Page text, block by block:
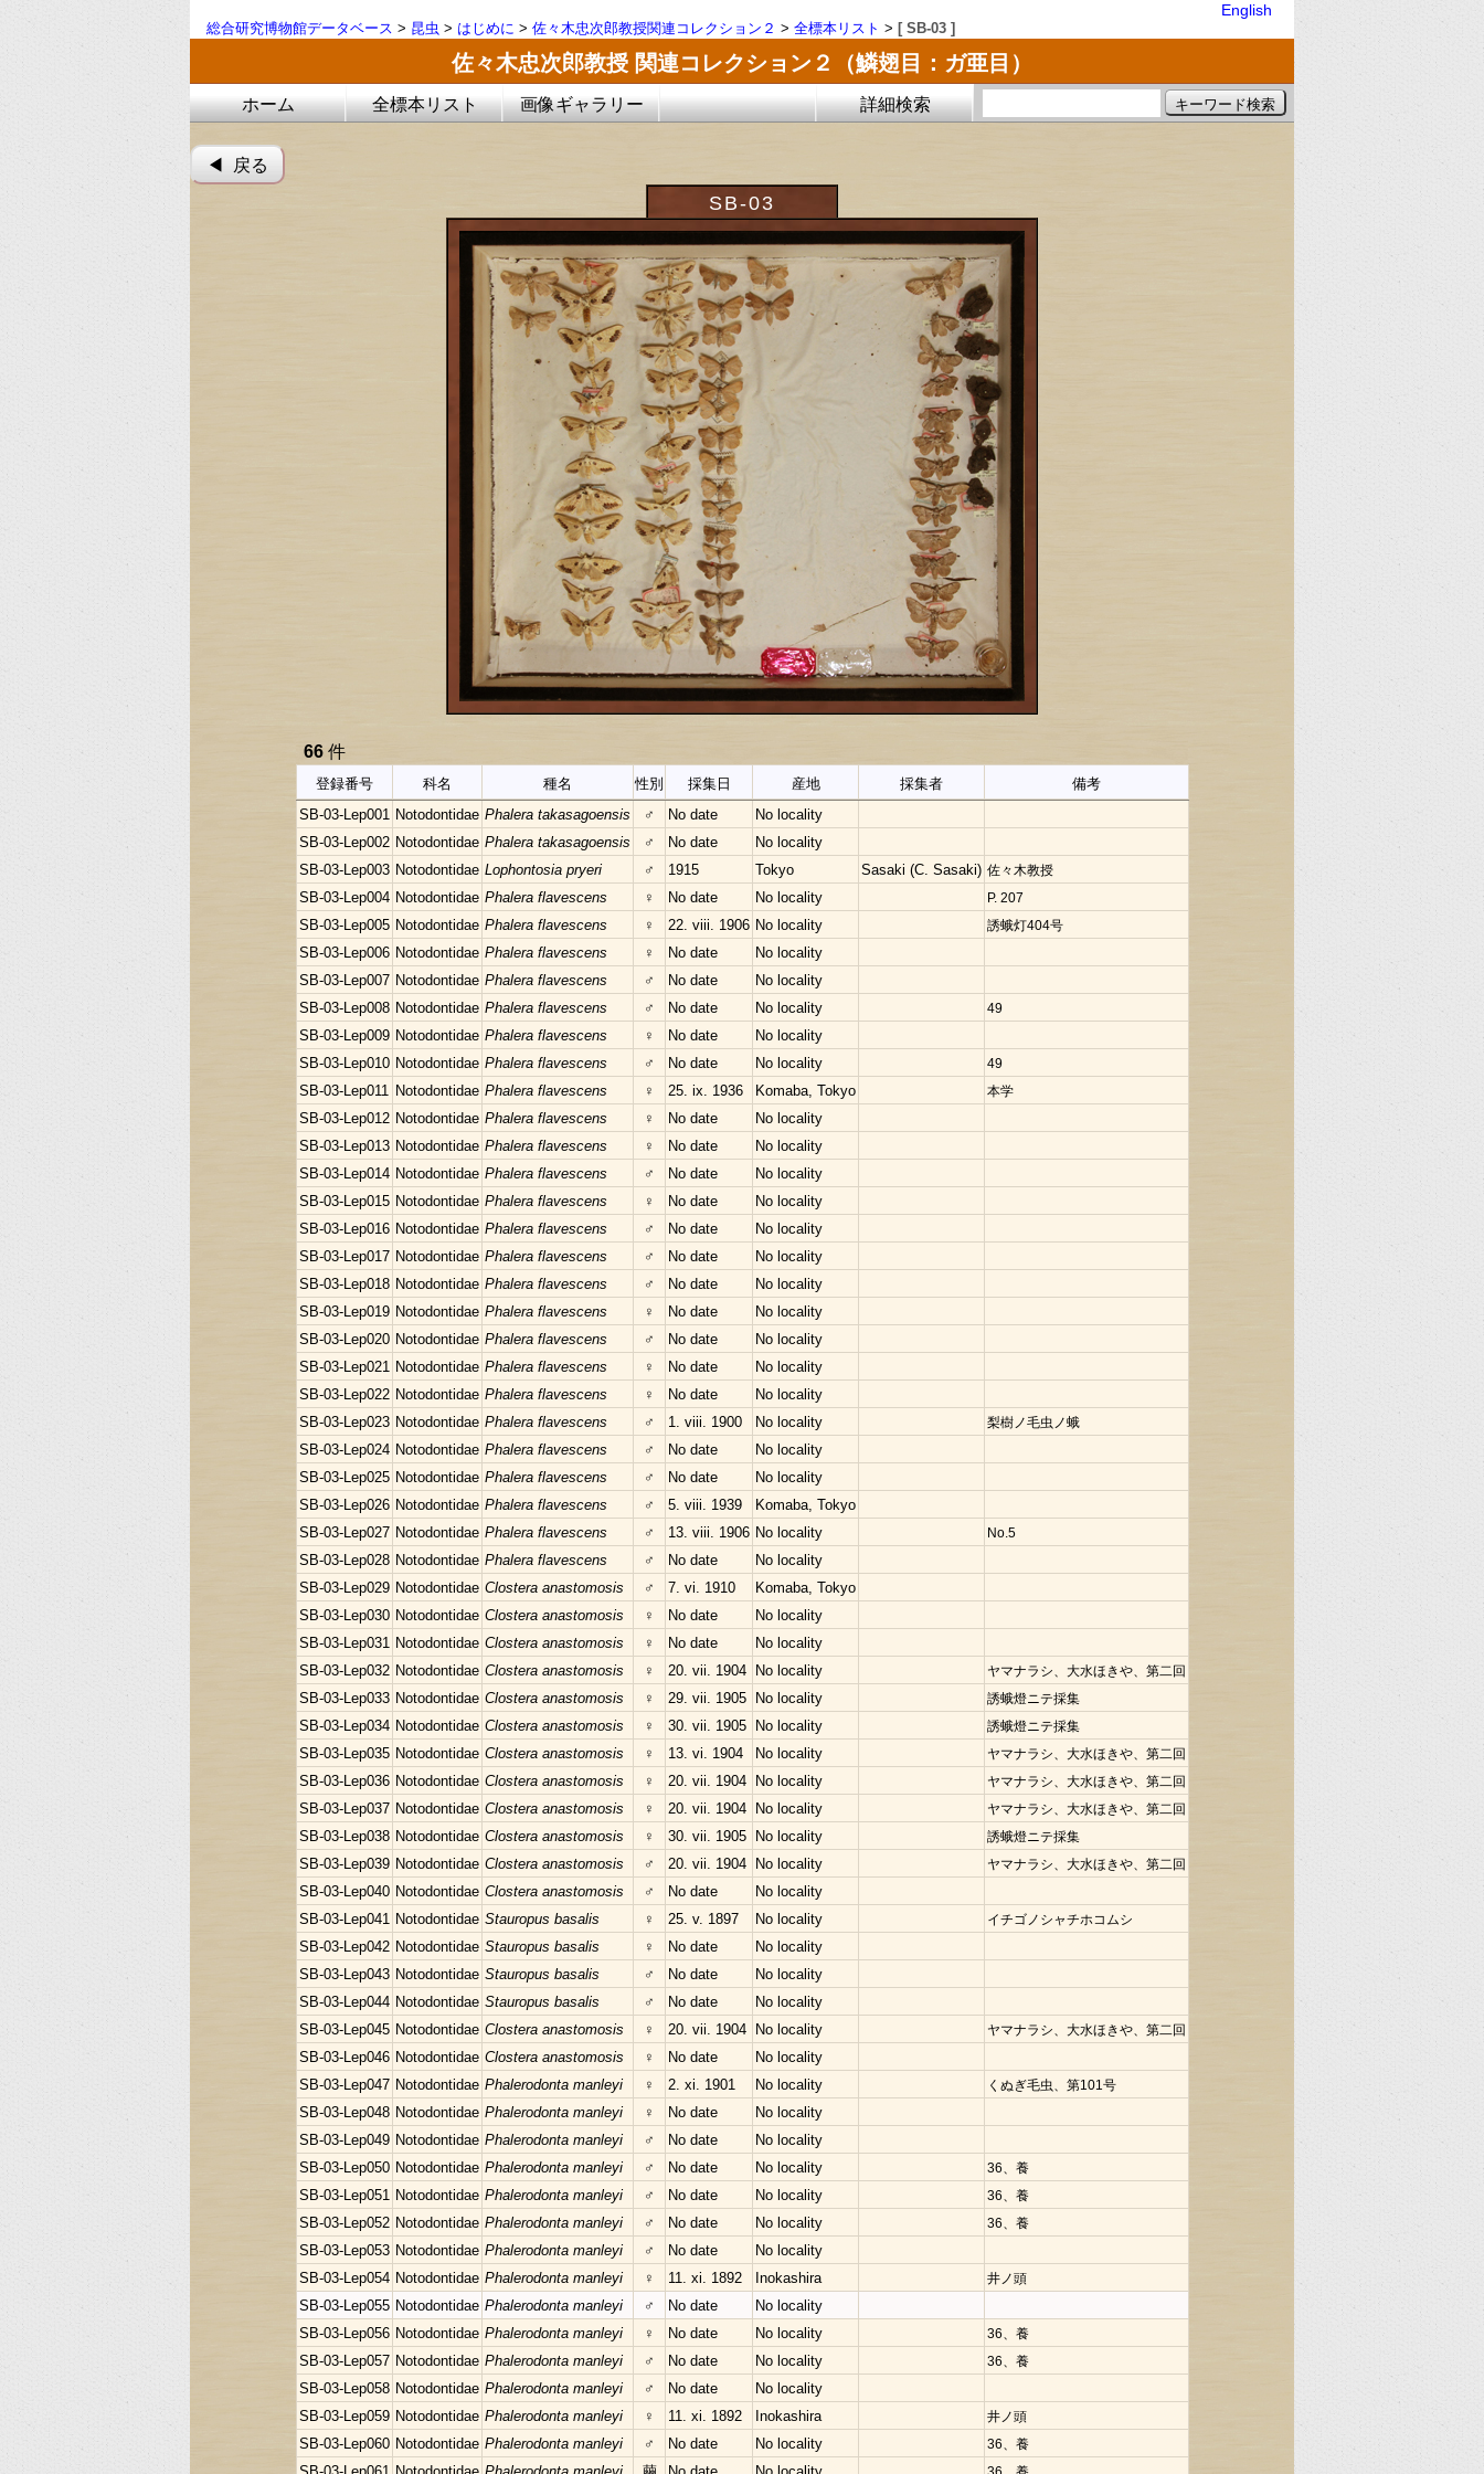
English
総合研究博物館データベース > 昆虫 > はじめに > 佐々木忠次郎教授関連コレクション２ > 全標本リスト > [ SB-03 ]
佐々木忠次郎教授 関連コレクション２（鱗翅目：ガ亜目）
ホーム 全標本リスト 画像ギャラリー 詳細検索
◀︎ 戻る
SB-03
66 件
登録番号 科名 種名 性別 採集日 産地 採集者 備考
SB-03-Lep001 Notodontidae Phalera takasagoensis ♂ No date
No locality
SB-03-Lep002 Notodontidae Phalera takasagoensis ♂ No date
No locality
SB-03-Lep003 Notodontidae Lophontosia pryeri ♂ 1915 Tokyo Sasaki (C. Sasaki) 佐々木教授
SB-03-Lep004 Notodontidae Phalera flavescens ♀ No date No locality
P. 207
SB-03-Lep005 Notodontidae Phalera flavescens ♀ 22. viii. 1906 No locality
誘蛾灯404号
SB-03-Lep006 Notodontidae Phalera flavescens ♀ No date
No locality
SB-03-Lep007 Notodontidae Phalera flavescens ♂ No date
No locality
SB-03-Lep008 Notodontidae Phalera flavescens ♂ No date No locality
49
SB-03-Lep009 Notodontidae Phalera flavescens ♀ No date
No locality
SB-03-Lep010 Notodontidae Phalera flavescens ♂ No date No locality
49
SB-03-Lep011 Notodontidae Phalera flavescens ♀ 25. ix. 1936 Komaba, Tokyo
本学
SB-03-Lep012 Notodontidae Phalera flavescens ♀ No date
No locality
SB-03-Lep013 Notodontidae Phalera flavescens ♀ No date
No locality
SB-03-Lep014 Notodontidae Phalera flavescens ♂ No date
No locality
SB-03-Lep015 Notodontidae Phalera flavescens ♀ No date
No locality
SB-03-Lep016 Notodontidae Phalera flavescens ♂ No date
No locality
SB-03-Lep017 Notodontidae Phalera flavescens ♂ No date
No locality
SB-03-Lep018 Notodontidae Phalera flavescens ♂ No date
No locality
SB-03-Lep019 Notodontidae Phalera flavescens ♀ No date
No locality
SB-03-Lep020 Notodontidae Phalera flavescens ♂ No date
No locality
SB-03-Lep021 Notodontidae Phalera flavescens ♀ No date
No locality
SB-03-Lep022 Notodontidae Phalera flavescens ♀ No date
No locality
SB-03-Lep023 Notodontidae Phalera flavescens ♂ 1. viii. 1900 No locality
梨樹ノ毛虫ノ蛾
SB-03-Lep024 Notodontidae Phalera flavescens ♂ No date
No locality
SB-03-Lep025 Notodontidae Phalera flavescens ♂ No date
No locality
SB-03-Lep026 Notodontidae Phalera flavescens ♂ 5. viii. 1939
Komaba, Tokyo
SB-03-Lep027 Notodontidae Phalera flavescens ♂ 13. viii. 1906 No locality
No.5
SB-03-Lep028 Notodontidae Phalera flavescens ♂ No date
No locality
SB-03-Lep029 Notodontidae Clostera anastomosis ♂ 7. vi. 1910
Komaba, Tokyo
SB-03-Lep030 Notodontidae Clostera anastomosis ♀ No date
No locality
SB-03-Lep031 Notodontidae Clostera anastomosis ♀ No date
No locality
SB-03-Lep032 Notodontidae Clostera anastomosis ♀ 20. vii. 1904 No locality
ヤマナラシ、大水ほきや、第二回
SB-03-Lep033 Notodontidae Clostera anastomosis ♀ 29. vii. 1905 No locality
誘蛾燈ニテ採集
SB-03-Lep034 Notodontidae Clostera anastomosis ♀ 30. vii. 1905 No locality
誘蛾燈ニテ採集
SB-03-Lep035 Notodontidae Clostera anastomosis ♀ 13. vi. 1904 No locality
ヤマナラシ、大水ほきや、第二回
SB-03-Lep036 Notodontidae Clostera anastomosis ♀ 20. vii. 1904 No locality
ヤマナラシ、大水ほきや、第二回
SB-03-Lep037 Notodontidae Clostera anastomosis ♀ 20. vii. 1904 No locality
ヤマナラシ、大水ほきや、第二回
SB-03-Lep038 Notodontidae Clostera anastomosis ♀ 30. vii. 1905 No locality
誘蛾燈ニテ採集
SB-03-Lep039 Notodontidae Clostera anastomosis ♂ 20. vii. 1904 No locality
ヤマナラシ、大水ほきや、第二回
SB-03-Lep040 Notodontidae Clostera anastomosis ♂ No date
No locality
SB-03-Lep041 Notodontidae Stauropus basalis ♀ 25. v. 1897 No locality
イチゴノシャチホコムシ
SB-03-Lep042 Notodontidae Stauropus basalis ♀ No date
No locality
SB-03-Lep043 Notodontidae Stauropus basalis ♂ No date
No locality
SB-03-Lep044 Notodontidae Stauropus basalis ♂ No date
No locality
SB-03-Lep045 Notodontidae Clostera anastomosis ♀ 20. vii. 1904 No locality
ヤマナラシ、大水ほきや、第二回
SB-03-Lep046 Notodontidae Clostera anastomosis ♀ No date
No locality
SB-03-Lep047 Notodontidae Phalerodonta manleyi ♀ 2. xi. 1901 No locality
くぬぎ毛虫、第101号
SB-03-Lep048 Notodontidae Phalerodonta manleyi ♀ No date
No locality
SB-03-Lep049 Notodontidae Phalerodonta manleyi ♂ No date
No locality
SB-03-Lep050 Notodontidae Phalerodonta manleyi ♂ No date No locality
36、養
SB-03-Lep051 Notodontidae Phalerodonta manleyi ♂ No date No locality
36、養
SB-03-Lep052 Notodontidae Phalerodonta manleyi ♂ No date No locality
36、養
SB-03-Lep053 Notodontidae Phalerodonta manleyi ♂ No date
No locality
SB-03-Lep054 Notodontidae Phalerodonta manleyi ♀ 11. xi. 1892 Inokashira
井ノ頭
SB-03-Lep055 Notodontidae Phalerodonta manleyi ♂ No date
No locality
SB-03-Lep056 Notodontidae Phalerodonta manleyi ♀ No date No locality
36、養
SB-03-Lep057 Notodontidae Phalerodonta manleyi ♂ No date No locality
36、養
SB-03-Lep058 Notodontidae Phalerodonta manleyi ♂ No date
No locality
SB-03-Lep059 Notodontidae Phalerodonta manleyi ♀ 11. xi. 1892 Inokashira
井ノ頭
SB-03-Lep060 Notodontidae Phalerodonta manleyi ♂ No date No locality
36、養